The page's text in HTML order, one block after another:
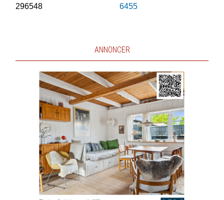
296548 6455
ANNONCER